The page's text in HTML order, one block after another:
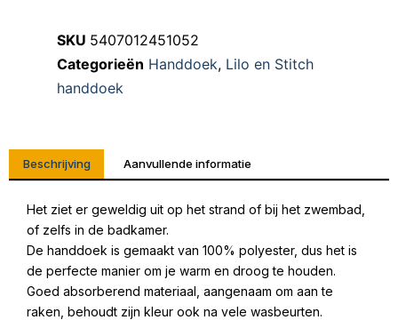
SKU 5407012451052
Categorieën Handdoek, Lilo en Stitch
handdoek
Beschrijving Aanvullende informatie
Het ziet er geweldig uit op het strand of bij het zwembad,
of zelfs in de badkamer.
De handdoek is gemaakt van 100% polyester, dus het is
de perfecte manier om je warm en droog te houden.
Goed absorberend materiaal, aangenaam om aan te
raken, behoudt zijn kleur ook na vele wasbeurten.